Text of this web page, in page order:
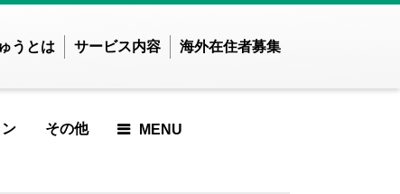
うとは サービス内容 海外在住者募集
その他 MENU